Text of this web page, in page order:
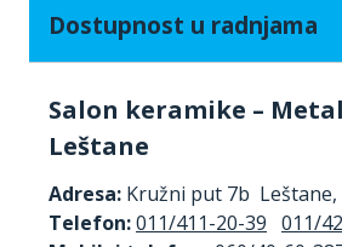
Dostupnost u radnjama
Salon keramike –
Leštane
Adresa: Kružni put 7b Leštane,
Telefon:011/411-20-39 011/